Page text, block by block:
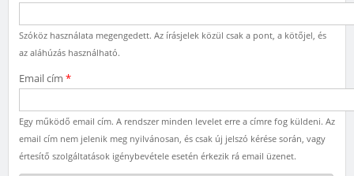
Szóköz használata megengedett. Az írásjelek közül csak a pont, a kötőjel, és
az aláhúzás használható.
Email cím *
Egy működő email cím. A rendszer minden levelet erre a címre fog küldeni. Az
email cím nem jelenik meg nyilvánosan, és csak új jelszó kérése során, vagy
értesítő szolgáltatások igénybevétele esetén érkezik rá email üzenet.